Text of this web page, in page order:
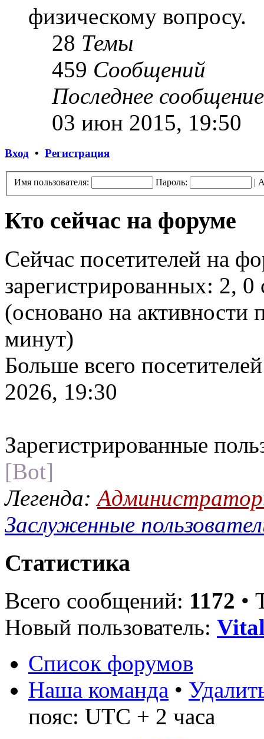
физическому вопросу.
28 Темы
459 Сообщений
Последнее сообщение
03 июн 2015, 19:50
Вход • Регистрация
Имя пользователя: Пароль: |
Кто сейчас на форуме
Сейчас посетителей на
зарегистрированных: 2,
(основано на активности
минут)
Больше всего
2026, 19:30
Зарегистрированные
[Bot]
Легенда:
Заслуженные
Статистика
Всего сообщений: 1172 •
Новый пользователь:
Список форумов
Наша команда •
пояс: UTC + 2 часа